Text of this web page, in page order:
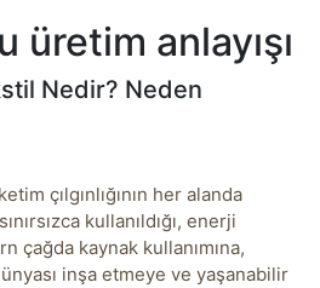
üretim anlayışı
Nedir? Neden
çılgınlığının her alanda
kullanıldığı, enerji
çağda kaynak kullanımına,
inşa etmeye ve yaşanabilir